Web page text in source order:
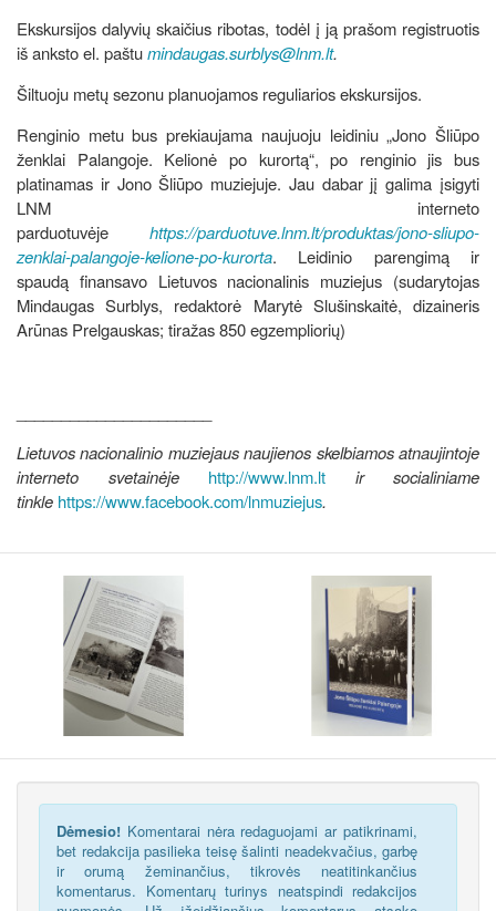
Ekskursijos dalyvių skaičius ribotas, todėl į ją prašom registruotis
iš anksto el. paštumindaugas.surblys@lnm.lt.
Šiltuoju metų sezonu planuojamos reguliarios ekskursijos.
Renginio metu bus prekiaujama naujuoju leidiniu „Jono Šliūpo
ženklai Palangoje. Kelionė po kurortą“, po renginio jis bus
platinamas ir Jono Šliūpo muziejuje. Jau dabar jį galima įsigyti
LNM interneto
parduotuvėje https://parduotuve.lnm.lt/produktas/jono-sliupo-
zenklai-palangoje-kelione-po-kurorta. Leidinio parengimą ir
spaudą finansavo Lietuvos nacionalinis muziejus (sudarytojas
Mindaugas Surblys, redaktorė Marytė Slušinskaitė, dizaineris
Arūnas Prelgauskas; tiražas 850 egzempliorių)
Lietuvos nacionalinio muziejaus naujienos skelbiamos atnaujintoje
interneto svetainėje http://www.lnm.lt ir
socialiniame
tinkle https://www.facebook.com/lnmuziejus.
Dėmesio! Komentarai nėra redaguojami ar patikrinami,
bet redakcija pasilieka teisę šalinti neadekvačius, garbę
ir orumą žeminančius, tikrovės neatitinkančius
komentarus. Komentarų turinys neatspindi redakcijos